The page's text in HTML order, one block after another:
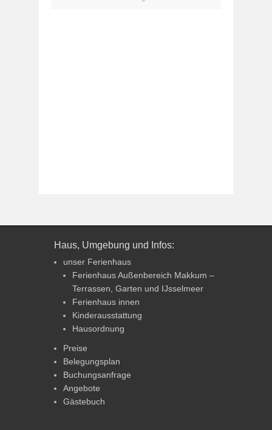
Haus, Umgebung und Infos:
unser Ferienhaus
Ferienhaus Außenbereich Makkum –
Terrassen, Garten und IJsselmeer
Ferienhaus innen
Kinderausstattung
Hausordnung
Preise
Belegungsplan
Buchungsanfrage
Angebote
Gästebuch